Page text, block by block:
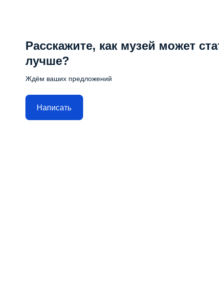
Расскажите, как музей может
лучше?
Ждём ваших предложений
Написать